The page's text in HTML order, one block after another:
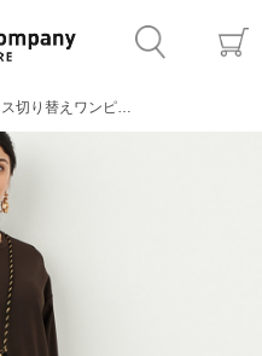
切り替えワンピース